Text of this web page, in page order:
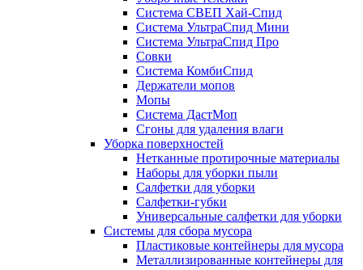
Система СВЕП Хай-Спид
Система УльтраСпид Мини
Система УльтраСпид Про
Совки
Система КомбиСпид
Держатели мопов
Мопы
Система ДастМоп
Сгоны для удаления влаги
Уборка поверхностей
Нетканные протирочные материалы
Наборы для уборки пыли
Салфетки для уборки
Салфетки-губки
Универсальные салфетки для уборки
Системы для сбора мусора
Пластиковые контейнеры для мусора
Металлизированные контейнеры для